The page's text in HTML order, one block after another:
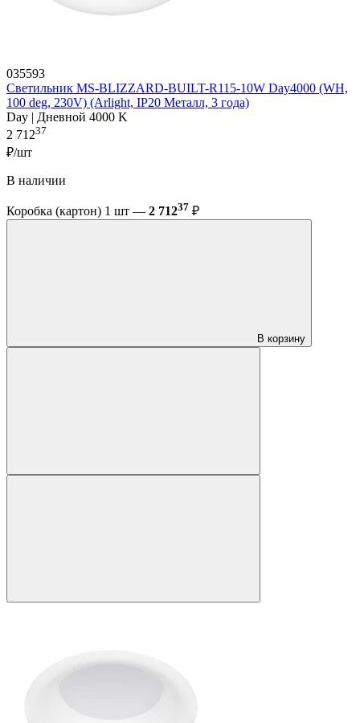
035593
Светильник MS-BLIZZARD-BUILT-R115-10W Day4000 (WH,
100 deg, 230V) (Arlight, IP20 Металл, 3 года)
Day | Дневной 4000 K
2 71237
₽/шт
В наличии
Коробка (картон) 1 шт — 2 71237 ₽
В корзину